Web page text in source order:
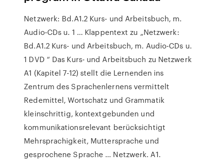
Netzwerk: Bd.A1.2 Kurs- und Arbeitsbuch, m.
Audio-CDs u. 1 ... Klappentext zu „Netzwerk:
Bd.A1.2 Kurs- und Arbeitsbuch, m. Audio-CDs u.
1 DVD “ Das Kurs- und Arbeitsbuch zu Netzwerk
A1 (Kapitel 7-12) stellt die Lernenden ins
Zentrum des Sprachenlernens vermittelt
Redemittel, Wortschatz und Grammatik
kleinschrittig, kontextgebunden und
kommunikationsrelevant berücksichtigt
Mehrsprachigkeit, Muttersprache und
gesprochene Sprache … Netzwerk. A1.